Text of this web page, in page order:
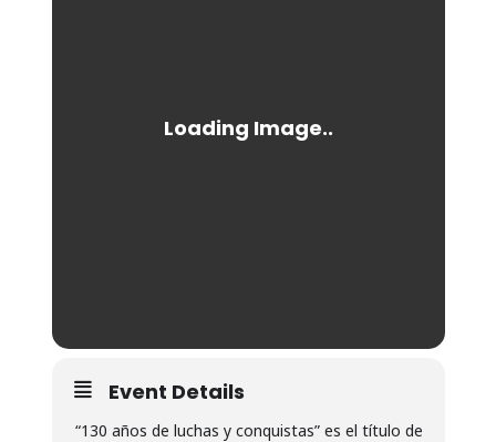
Event Details
“130 años de luchas y conquistas” es el título de